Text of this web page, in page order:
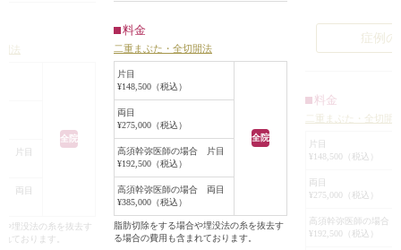
ました。
な目にならない幅
ちゃんと二重幅の
法
全院
片目
両目
埋没法の糸を抜去す
ております。
り、同時に目頭切開、目尻切開、タ
レ目形成（グラマラスライン）を行
い、目を内側、外側、下側に大きく
することになりました。
二重まぶた全切開法は、目を閉じた
状態で約10mmの位置で切開し、皮
膚の切除は行わないで二重のライン
を作成しました。
必要最小限の脂肪を除去する程度に
抑え、必要以上に脂肪を取らないよ
うにしました。
目頭切開はZ法に準じて行い、目頭
料金
二重まぶた・全切開法
片目
¥148,500（税込）
全院
両目
¥275,000（税込）
高須幹弥医師の場合 片目
¥192,500（税込）
高須幹弥医師の場合 両目
¥385,000（税込）
脂肪切除をする場合や埋没法の糸を抜去す
る場合の費用も含まれております。
取って、腫れぼっ
り変り過ぎたくな
大きく涼やかな目
した。
症例
料金
二重まぶた・全切開
片目
¥148,500（税込）
両目
¥275,000（税込）
高須幹弥医師の場合
¥192,500（税込）